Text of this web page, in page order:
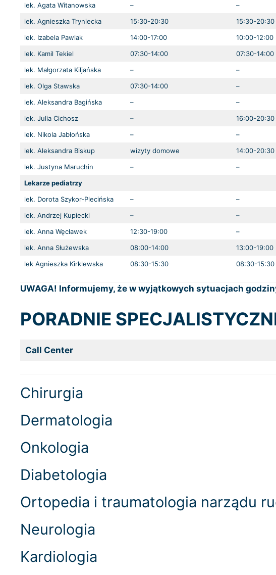
lek. Agata Witanowska – –
lek. Agnieszka Tryniecka
15:30-20:30 15:30-20:30
lek. Izabela Pawlak
14:00-17:00 10:00-12:00
lek. Kamil Tekiel
07:30-14:00 07:30-14:00
lek. Małgorzata Kiljańska
– –
lek. Olga Stawska
07:30-14:00 –
lek. Aleksandra Bagińska
– –
lek. Julia Cichosz
– 16:00-20:30
lek. Nikola Jabłońska
– –
lek. Aleksandra Biskup
wizyty domowe 14:00-20:30
lek. Justyna Maruchin
– –
Lekarze pediatrzy
lek. Dorota Szykor-Plecińska
– –
lek. Andrzej Kupiecki
– –
lek. Anna Węcławek
12:30-19:00 –
lek. Anna Służewska
08:00-14:00 13:00-19:00
lek Agnieszka Kirklewska
08:30-15:30 08:30-15:30
UWAGA! Informujemy, że w wyjątkowych sytuacjach
PORADNIE
Call Center
Chirurgia
Dermatologia
Onkologia
Diabetologia
Ortopedia i traumatologia narządu
Neurologia
Kardiologia